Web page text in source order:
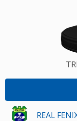
REAL